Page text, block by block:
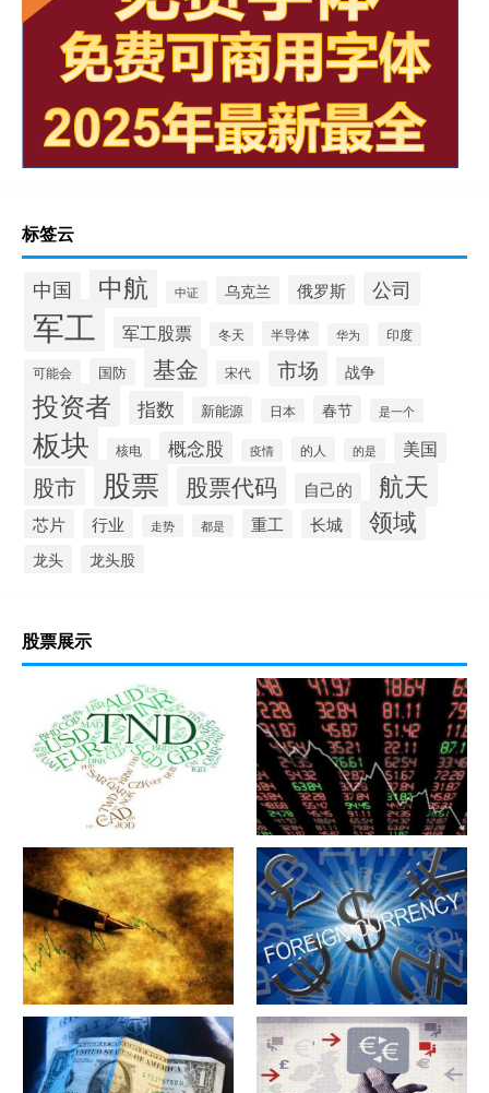
标签云
中国 中航 中证 乌克兰 俄罗斯 公司
军工 军工股票 冬天 半导体 华为 印度
可能会 国防 基金 宋代 市场 战争
投资者 指数 新能源 日本 春节 是一个
板块 核电 概念股 疫情 的人 的是 美国
股市 股票 股票代码 自己的 航天
芯片 行业 走势 都是 重工 长城 领域
龙头 龙头股
股票展示
军工股[中简科技](300777)的公
司详细资料
军工股[上海瀚讯](300762)的公
司详细资料
军工股[昊华科技](600378)的公
司详细资料
江苏省[广大特材](688186)的公
司详细资料